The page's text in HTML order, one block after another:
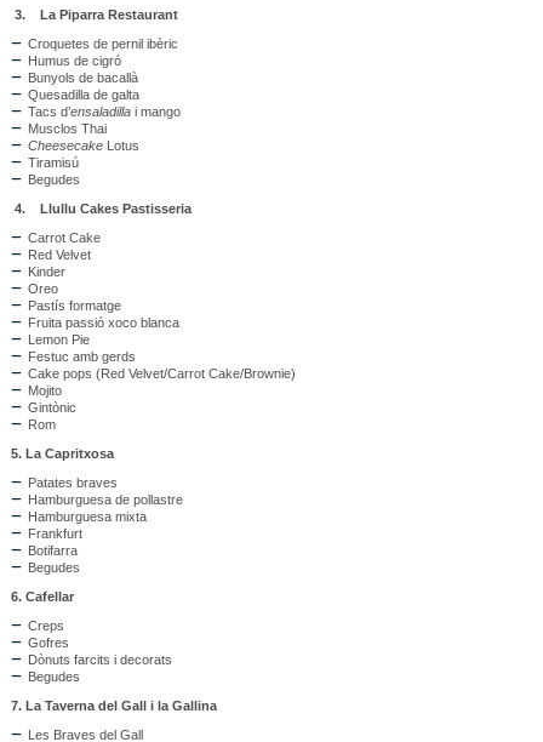
3. La Piparra Restaurant
Croquetes de pernil ibèric
Humus de cigró
Bunyols de bacallà
Quesadilla de galta
Tacs d’ensaladillai mango
Musclos Thai
CheesecakeLotus
Tiramisú
Begudes
4. Llullu Cakes Pastisseria
Carrot Cake
Red Velvet
Kinder
Oreo
Pastís formatge
Fruita passió xoco blanca
Lemon Pie
Festuc amb gerds
Cake pops (Red Velvet/Carrot Cake/Brownie)
Mojito
Gintònic
Rom
5. La Capritxosa
Patates braves
Hamburguesa de pollastre
Hamburguesa mixta
Frankfurt
Botifarra
Begudes
6. Cafellar
Creps
Gofres
Dònuts farcits i decorats
Begudes
7. La Taverna del Gall i la Gallina
Les Braves del Gall